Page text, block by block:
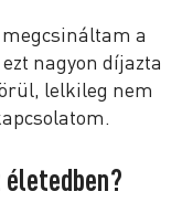
a
nagyon díjazta
lelkileg nem
életedben?